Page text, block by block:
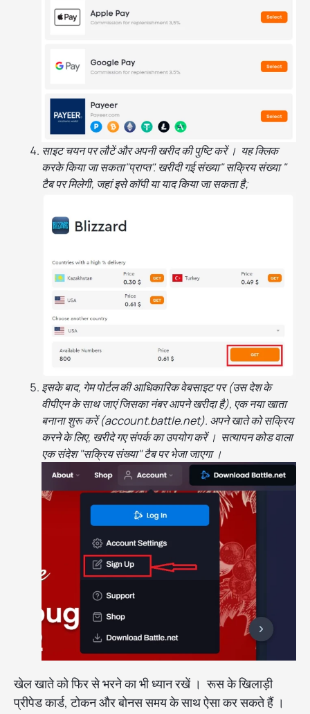
साइट चयन पर लौटें और अपनी खरीद की पुष्टि करें । यह क्लिक
करके किया जा सकता"प्राप्त". खरीदी गई संख्या" सक्रिय संख्या "
टैब पर मिलेगी, जहां इसे कॉपी या याद किया जा सकता है;
इसके बाद, गेम पोर्टल की आधिकारिक वेबसाइट पर (उस देश के
वीपीएन के साथ जाएं जिसका नंबर आपने खरीदा है), एक नया खाता
बनाना शुरू करें (account.battle.net). अपने खाते को सक्रिय
करने के लिए, खरीदे गए संपर्क का उपयोग करें । सत्यापन कोड वाला
एक संदेश "सक्रिय संख्या" टैब पर भेजा जाएगा ।
खेल खाते को फिर से भरने का भी ध्यान रखें । रूस के खिलाड़ी
प्रीपेड कार्ड, टोकन और बोनस समय के साथ ऐसा कर सकते हैं ।